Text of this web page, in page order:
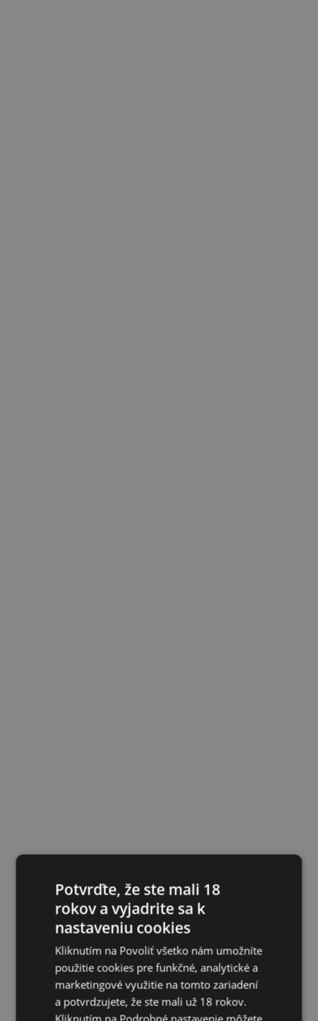
Potvrďte, že ste mali 18
rokov a vyjadrite sa k
nastaveniu cookies
Kliknutím na Povoliť všetko nám umožníte
použitie cookies pre funkčné, analytické a
marketingové využitie na tomto zariadení
a potvrdzujete, že ste mali už 18 rokov.